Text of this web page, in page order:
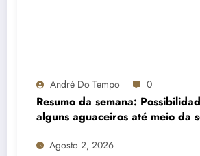
André Do Tempo 0
Resumo da semana:
alguns aguaceiros até meio da
estabilizando gradualmente e
nortada no litoral
Agosto 2, 2026